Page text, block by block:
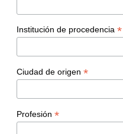
Institución de procedencia *
Ciudad de origen *
Profesión *